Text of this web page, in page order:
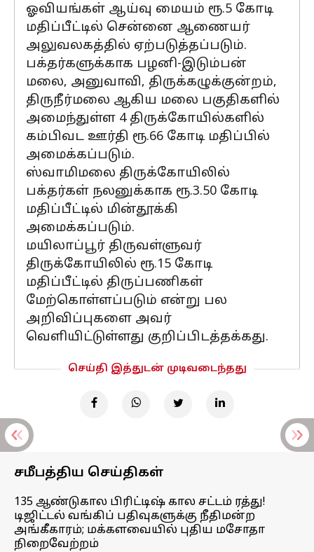
ஓவியங்கள் ஆய்வு மையம் ரூ.5 கோடி
மதிப்பீட்டில் சென்னை ஆணையர்
அலுவலகத்தில் ஏற்படுத்தப்படும்.
பக்தர்களுக்காக பழனி-இடும்பன்
மலை, அனுவாவி, திருக்கழுக்குன்றம்,
திருநீர்மலை ஆகிய மலை பகுதிகளில்
அமைந்துள்ள 4 திருக்கோயில்களில்
கம்பிவட ஊர்தி ரூ.66 கோடி மதிப்பில்
அமைக்கப்படும்.
ஸ்வாமிமலை திருக்கோயிலில்
பக்தர்கள் நலனுக்காக ரூ.3.50 கோடி
மதிப்பீட்டில் மின்தூக்கி
அமைக்கப்படும்.
மயிலாப்பூர் திருவள்ளுவர்
திருக்கோயிலில் ரூ.15 கோடி
மதிப்பீட்டில் திருப்பணிகள்
மேற்கொள்ளப்படும் என்று பல
அறிவிப்புகளை அவர்
வெளியிட்டுள்ளது குறிப்பிடத்தக்கது.
செய்தி இத்துடன் முடிவடைந்தது
சமீபத்திய செய்திகள்
135 ஆண்டுகால பிரிட்டிஷ் கால சட்டம் ரத்து!
டிஜிட்டல் வங்கிப் பதிவுகளுக்கு நீதிமன்ற
அங்கீகாரம்; மக்களவையில் புதிய மசோதா
நிறைவேற்றம்